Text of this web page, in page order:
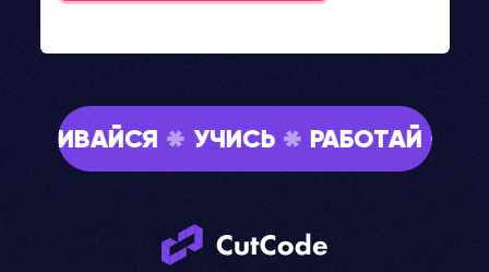
УЧИСЬ РАБОТАЙ